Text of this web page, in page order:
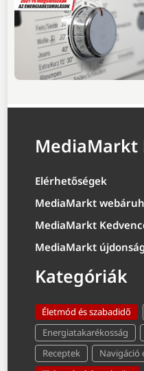
MediaMarkt
Elérhetőségek
MediaMarkt
MediaMarkt
MediaMarkt
Kategóriák
Életmód és szabadidő
Energiatakarékosság
Receptek
Navigáció